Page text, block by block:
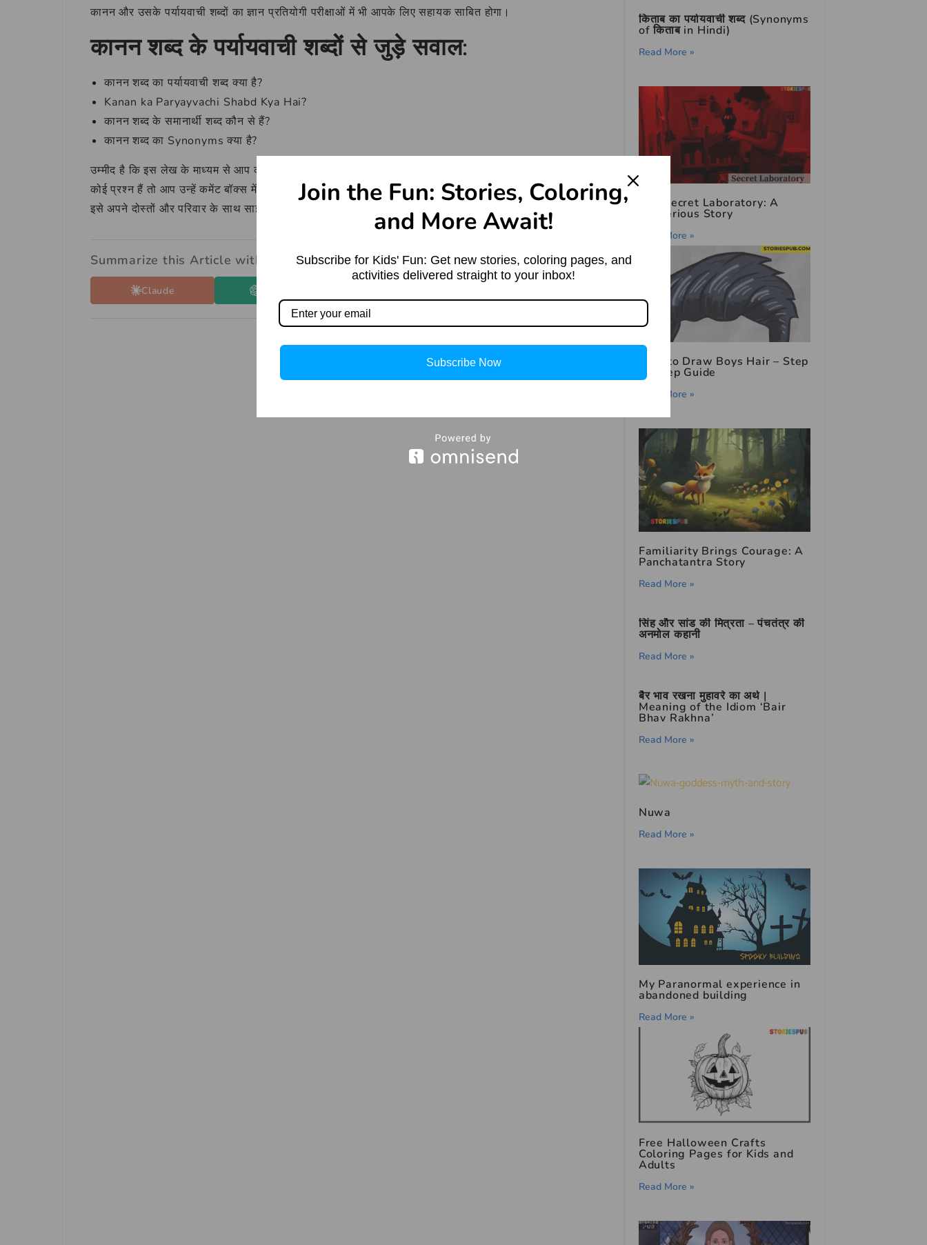
कानन और उसके पर्यायवाची शब्दों का ज्ञान प्रतियोगी परीक्षाओं में भी आपके लिए सहायक साबित होगा।
कानन शब्द के पर्यायवाची शब्दों से जुड़े सवाल:
कानन शब्द का पर्यायवाची शब्द क्या है?
Kanan ka Paryayvachi Shabd Kya Hai?
कानन शब्द के समानार्थी शब्द कौन से हैं?
कानन शब्द का Synonyms क्या है?
उम्मीद है कि इस लेख के माध्यम से आप कानन का पर्यायवाची शब्द और उसका उपयोग अच्छे से समझ पाए होंगे। यदि आपके
कोई प्रश्न हैं तो आप उन्हें कमेंट बॉक्स में पूछ सकते हैं। ऐसे ही ज्ञानवर्धक जानकारी के लिए हमारे पृष्ठ को बुकमार्क करें और
इसे अपने दोस्तों और परिवार के साथ साझा करें।
Summarize this Article with:
Claude
किताब का पर्यायवाची शब्द (Synonyms
of किताब in Hindi)
Read More »
The Secret Laboratory: A
Mysterious Story
Read More »
How to Draw Boys Hair – Step
by Step Guide
Read More »
Familiarity Brings Courage: A
Panchatantra Story
Read More »
सिंह और सांड की मित्रता – पंचतंत्र की
अनमोल कहानी
Read More »
बैर भाव रखना मुहावरे का अर्थ |
Meaning of the Idiom ‘Bair
Bhav Rakhna’
Read More »
Nuwa
Read More »
My Paranormal experience in
abandoned building
Read More »
Free Halloween Crafts
Coloring Pages for Kids and
Adults
Read More »
Join the Fun: Stories, Coloring,
and More Await!
Subscribe for Kids' Fun: Get new stories, coloring pages, and
activities delivered straight to your inbox!
Subscribe Now